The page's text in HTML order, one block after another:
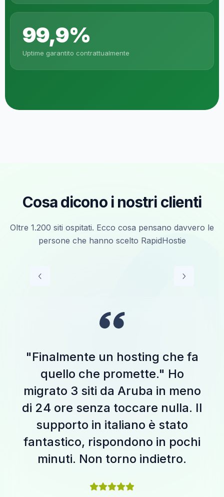
99,9%
Uptime garantito contrattualmente
Cosa dicono i nostri clienti
Oltre 1.200 siti ospitati. Ecco cosa pensano davvero le
persone che hanno scelto RapidHostie
"Finalmente un hosting che fa
quello che promette." Ho
migrato 3 siti da Aruba in meno
di 24 ore senza toccare nulla. Il
supporto in italiano è stato
fantastico, rispondono in pochi
minuti. Non torno indietro.